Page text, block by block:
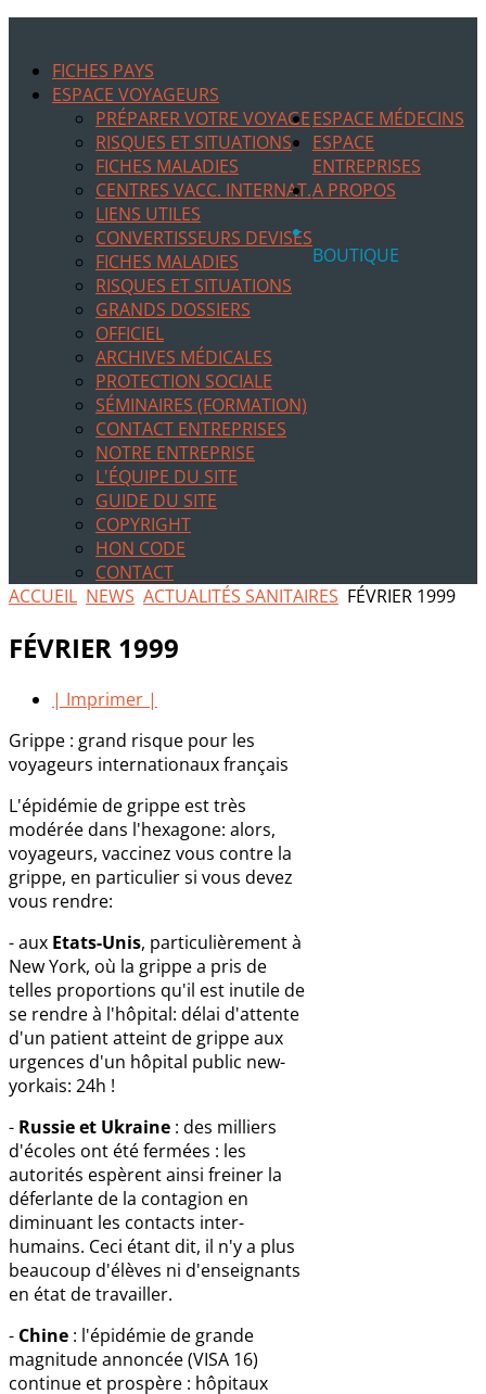
FICHES PAYS
ESPACE VOYAGEURS
PRÉPARER VOTRE VOYAGE
RISQUES ET SITUATIONS
FICHES MALADIES
CENTRES VACC. INTERNAT.
LIENS UTILES
CONVERTISSEURS DEVISES
ESPACE MÉDECINS
FICHES MALADIES
RISQUES ET SITUATIONS
GRANDS DOSSIERS
OFFICIEL
ARCHIVES MÉDICALES
ESPACE
ENTREPRISES
PROTECTION SOCIALE
SÉMINAIRES (FORMATION)
CONTACT ENTREPRISES
A PROPOS
NOTRE ENTREPRISE
L'ÉQUIPE DU SITE
GUIDE DU SITE
COPYRIGHT
HON CODE
CONTACT
BOUTIQUE
ACCUEIL NEWS ACTUALITÉS SANITAIRES FÉVRIER 1999
FÉVRIER 1999
| Imprimer |
Grippe : grand risque pour les
voyageurs internationaux français
L'épidémie de grippe est très
modérée dans l'hexagone: alors,
voyageurs, vaccinez vous contre la
grippe, en particulier si vous devez
vous rendre:
- aux Etats-Unis, particulièrement à
New York, où la grippe a pris de
telles proportions qu'il est inutile de
se rendre à l'hôpital: délai d'attente
d'un patient atteint de grippe aux
urgences d'un hôpital public new-
yorkais: 24h !
- Russie et Ukraine : des milliers
d'écoles ont été fermées : les
autorités espèrent ainsi freiner la
déferlante de la contagion en
diminuant les contacts inter-
humains. Ceci étant dit, il n'y a plus
beaucoup d'élèves ni d'enseignants
en état de travailler.
- Chine : l'épidémie de grande
magnitude annoncée (VISA 16)
continue et prospère : hôpitaux